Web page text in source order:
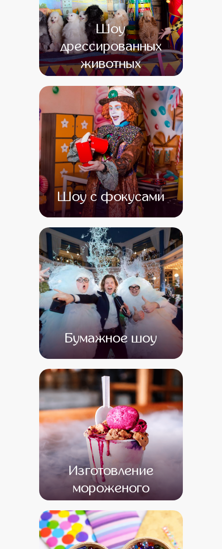
Шоу
дрессированных
животных
от 0 от 0
Шоу с фокусами
от 0 от 0
Бумажное шоу
от 0 от 0
Изготовление
мороженого
от 20 000 от 1